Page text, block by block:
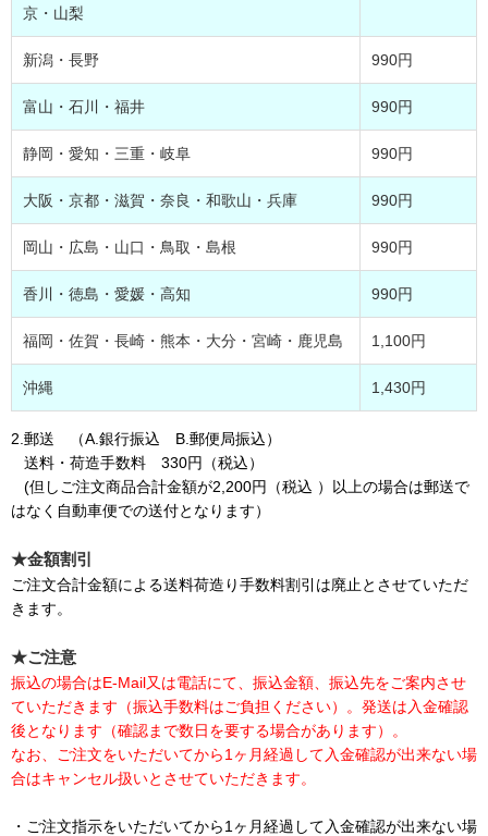
京・山梨
新潟・長野 990円
富山・石川・福井 990円
静岡・愛知・三重・岐阜 990円
大阪・京都・滋賀・奈良・和歌山・兵庫 990円
岡山・広島・山口・鳥取・島根 990円
香川・徳島・愛媛・高知 990円
福岡・佐賀・長崎・熊本・大分・宮崎・鹿児島 1,100円
沖縄 1,430円
2.郵送 （A.銀行振込 B.郵便局振込）
送料・荷造手数料 330円（税込）
(但しご注文商品合計金額が2,200円（税込 ）以上の場合は郵送で
はなく自動車便での送付となります）
★金額割引
ご注文合計金額による送料荷造り手数料割引は廃止とさせていただ
きます。
★ご注意
振込の場合はE-Mail又は電話にて、振込金額、振込先をご案内させ
ていただきます（振込手数料はご負担ください）。発送は入金確認
後となります（確認まで数日を要する場合があります）。
なお、ご注文をいただいてから1ヶ月経過して入金確認が出来ない場
合はキャンセル扱いとさせていただきます。
・ご注文指示をいただいてから1ヶ月経過して入金確認が出来ない場